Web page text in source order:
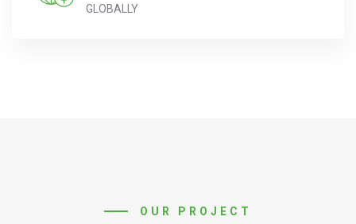
GLOBALLY
OUR PROJECT